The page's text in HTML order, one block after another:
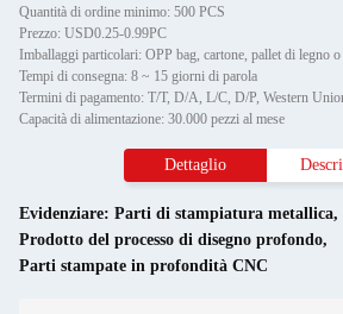
Quantità di ordine minimo: 500 PCS
Prezzo: USD0.25-0.99PC
Tempi di consegna: 8 ~ 15 giorni di parola
Termini di pagamento: T/T, D/A, L/C, D/P, Western
Capacità di alimentazione: 30.000 pezzi al mese
Dettaglio
Evidenziare: Parti di stampiatura metallica,
Prodotto del processo di disegno profondo,
Parti stampate in profondità CNC